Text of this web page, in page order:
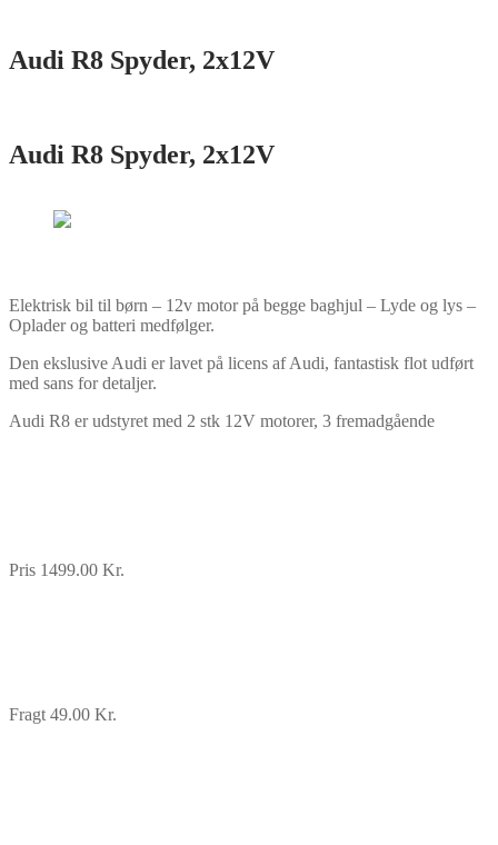
Audi R8 Spyder, 2x12V
Audi R8 Spyder, 2x12V
Elektrisk bil til børn – 12v motor på begge baghjul – Lyde og lys –
Oplader og batteri medfølger.
Den ekslusive Audi er lavet på licens af Audi, fantastisk flot udført
med sans for detaljer.
Audi R8 er udstyret med 2 stk 12V motorer, 3 fremadgående
Pris 1499.00 Kr.
Fragt 49.00 Kr.